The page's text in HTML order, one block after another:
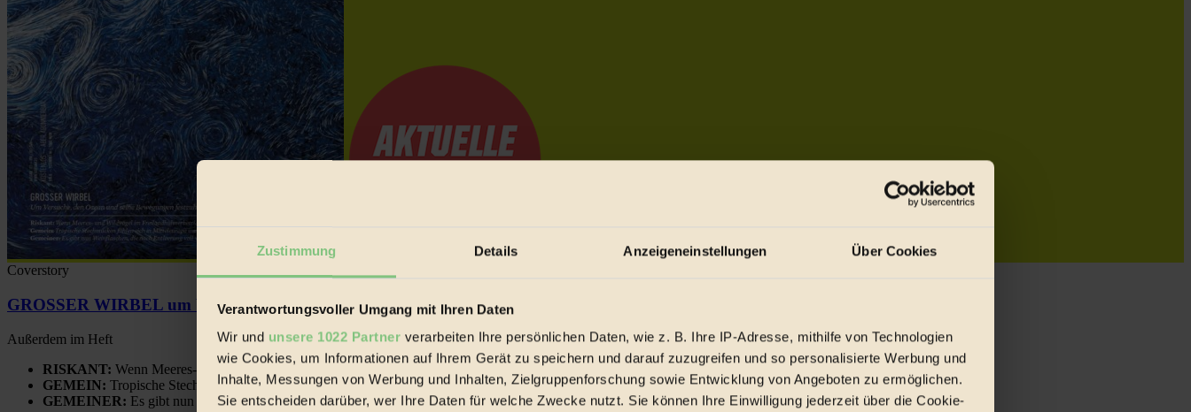
Zustimmung Details Anzeigeneinstellungen Über Cookies
Verantwortungsvoller Umgang mit Ihren Daten
Wir und unsere 1022 Partner verarbeiten Ihre persönlichen Daten, wie z. B. Ihre IP-Adresse, mithilfe von Technologien
wie Cookies, um Informationen auf Ihrem Gerät zu speichern und darauf zuzugreifen und so personalisierte Werbung und
Inhalte, Messungen von Werbung und Inhalten, Zielgruppenforschung sowie Entwicklung von Angeboten zu ermöglichen.
Sie entscheiden darüber, wer Ihre Daten für welche Zwecke nutzt. Sie können Ihre Einwilligung jederzeit über die Cookie-
Coverstory
GROSSER WIRBEL um Versuche, den Ozean und seine Bewegungen festzuhalten.
Außerdem im Heft
RISKANT: Wenn Meeres- und Wildvögel im Freilandhühnerbetrieb vorbeischauen.
GEMEIN: Tropische Stechmücken fühlen sich in Mitteleuropa inziwschen oft zu Hause.
GEMEINER: Es gibt nun Weinflaschen, die nach Entleerung voll wieder zu dir zurückkommen.